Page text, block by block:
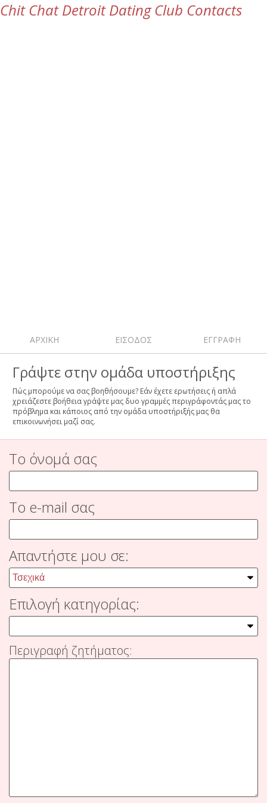
Chit Chat Detroit Dating Club Contacts
ΑΡΧΙΚΗ ΕΙΣΟΔΟΣ ΕΓΓΡΑΦΗ
Γράψτε στην ομάδα υποστήριξης
Πώς μπορούμε να σας βοηθήσουμε? Εάν έχετε ερωτήσεις ή απλά
χρειάζεστε βοήθεια γράψτε μας δυο γραμμές περιγράφοντάς μας το
πρόβλημα και κάποιος από την ομάδα υποστήριξής μας θα
επικοινωνήσει μαζί σας.
Το όνομά σας
Το e-mail σας
Απαντήστε μου σε:
Επιλογή κατηγορίας:
Περιγραφή ζητήματος: